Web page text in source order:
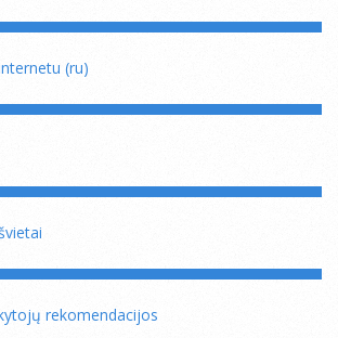
(ru)
rekomendacijos